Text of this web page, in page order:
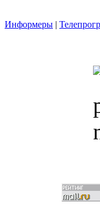
Информеры |